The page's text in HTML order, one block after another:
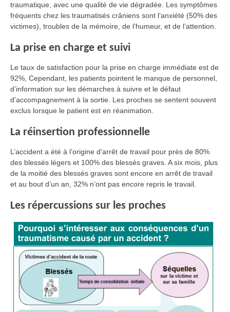
traumatique, avec une qualité de vie dégradée. Les symptômes
fréquents chez les traumatisés crâniens sont l’anxiété (50% des
victimes), troubles de la mémoire, de l’humeur, et de l’attention.
La prise en charge et suivi
Le taux de satisfaction pour la prise en charge immédiate est de
92%, Cependant, les patients pointent le manque de personnel,
d’information sur les démarches à suivre et le défaut
d’accompagnement à la sortie. Les proches se sentent souvent
exclus lorsque le patient est en réanimation.
La réinsertion professionnelle
L’accident a été à l’origine d’arrêt de travail pour près de 80%
des blessés légers et 100% des blessés graves. A six mois, plus
de la moitié des blessés graves sont encore en arrêt de travail
et au bout d’un an, 32% n’ont pas encore repris le travail.
Les répercussions sur les proches